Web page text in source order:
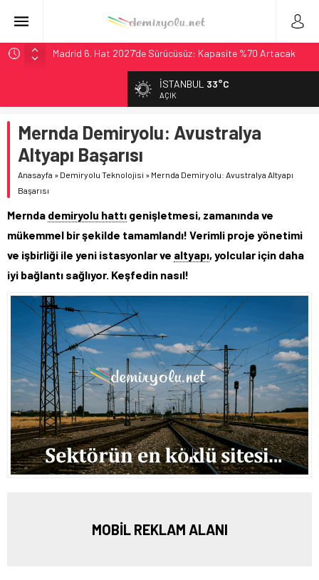
Madrid 6. Hat 2027’de Sürücüsüz: Kapasite %70 Artacak
Laing O’Rourke, 17,2 Milyar Sterlinlik Siparişle Tesis
İtalya’dan Yeni Otomotiv Demiryolu: 4.800 Ton CO2
Tasarrufu
Webuild Tüneli Tamamladı: Lima’da Seyahat 45 Dakikaya
İndi
Long Beach Limanı’na 58 Milyon Dolarlık Yeşil Yatırım Ödülü
İSTANBUL 33°C
AÇIK
Mernda Demiryolu: Avustralya
Altyapı Başarısı
Anasayfa » Demiryolu Teknolojisi » Mernda Demiryolu: Avustralya Altyapı
Başarısı
Mernda demiryolu hattı genişletmesi, zamanında ve
mükemmel bir şekilde tamamlandı! Verimli proje yönetimi
ve işbirliği ile yeni istasyonlar ve altyapı, yolcular için daha
iyi bağlantı sağlıyor. Keşfedin nasıl!
MOBİL REKLAM ALANI